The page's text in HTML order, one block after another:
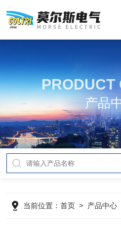
PRODUCT
产品
当前位置：首页 > 产品中心